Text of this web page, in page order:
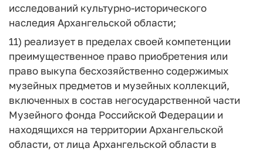
исследований культурно-исторического
наследия Архангельской области;
11) реализует в пределах своей компетенции
преимущественное право приобретения или
право выкупа бесхозяйственно содержимых
музейных предметов и музейных коллекций,
включенных в состав негосударственной части
Музейного фонда Российской Федерации и
находящихся на территории Архангельской
области, от лица Архангельской области в